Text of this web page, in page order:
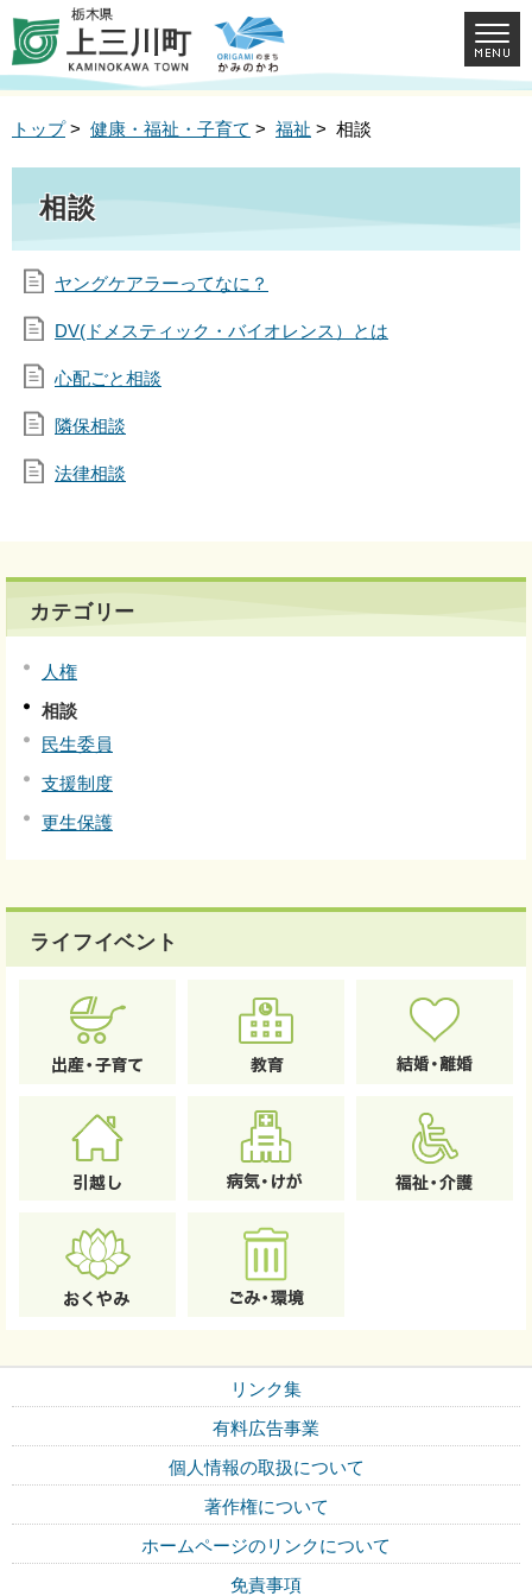
トップ> 健康・福祉・子育て > 福祉 > 相談
相談
ヤングケアラーってなに？
DV(ドメスティック・バイオレンス）とは
心配ごと相談
隣保相談
法律相談
カテゴリー
人権
相談
民生委員
支援制度
更生保護
ライフイベント
リンク集
有料広告事業
個人情報の取扱について
著作権について
ホームページのリンクについて
免責事項